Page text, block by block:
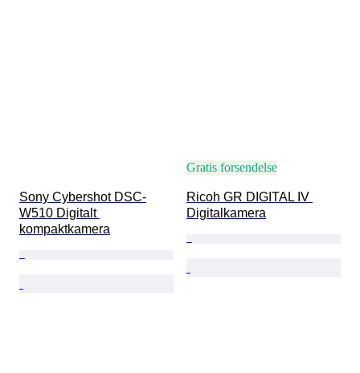
Sony Cybershot DSC-
W510 Digitalt
kompaktkamera
Gratis forsendelse
Ricoh GR DIGITAL IV
Digitalkamera